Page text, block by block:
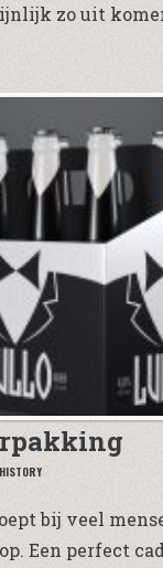
zo uit
HISTORY
bij veel
Een perfect